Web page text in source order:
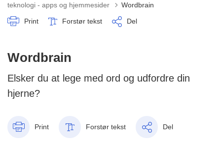
teknologi - apps og hjemmesider
Wordbrain
Print Forstør tekst Del
Wordbrain
Elsker du at lege med ord og udfordre din
hjerne?
Print Forstør tekst Del